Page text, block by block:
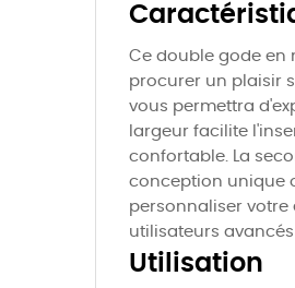
Ce double gode en
procurer un plaisir
vous permettra
largeur facilite
confortable. La
conception unique
personnaliser votre
utilisateurs
Utilisation